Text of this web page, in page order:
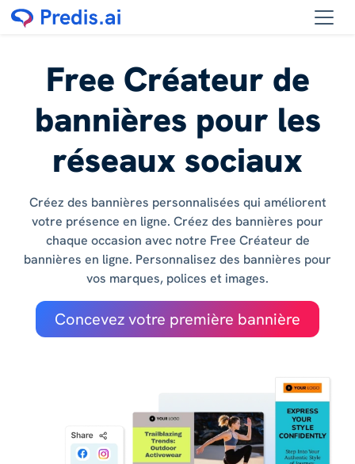
Free Créateur de
bannières pour les
réseaux sociaux
Créez des bannières personnalisées qui améliorent
votre présence en ligne. Créez des bannières pour
chaque occasion avec notre Free Créateur de
bannières en ligne. Personnalisez des bannières pour
vos marques, polices et images.
Concevez votre première bannière